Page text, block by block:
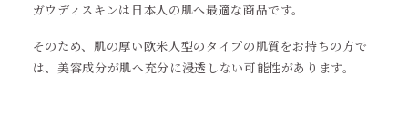
ガウディスキンは日本人の肌へ最適な商品です。
そのため、肌の厚い欧米人型のタイプの肌質をお持ちの方で
は、美容成分が肌へ充分に浸透しない可能性があります。